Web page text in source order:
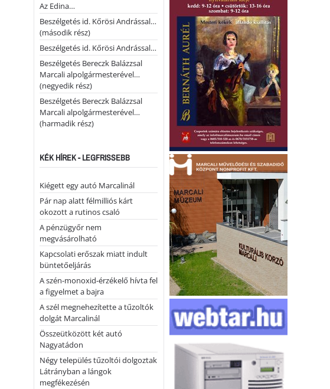
Az Edina…
Beszélgetés id. Kőrösi Andrással…
(második rész)
Beszélgetés id. Kőrösi Andrással…
Beszélgetés Bereczk Balázzsal
Marcali alpolgármesterével…
(negyedik rész)
Beszélgetés Bereczk Balázzsal
Marcali alpolgármesterével…
(harmadik rész)
KÉK HÍREK - LEGFRISSEBB
Kiégett egy autó Marcalinál
Pár nap alatt félmilliós kárt
okozott a rutinos csaló
A pénzügyőr nem
megvásárolható
Kapcsolati erőszak miatt indult
büntetőeljárás
A szén-monoxid-érzékelő hívta fel
a figyelmet a bajra
A szél megnehezítette a tűzoltók
dolgát Marcalinál
Összeütközött két autó
Nagyatádon
Négy település tűzoltói dolgoztak
Látrányban a lángok
megfékezésén